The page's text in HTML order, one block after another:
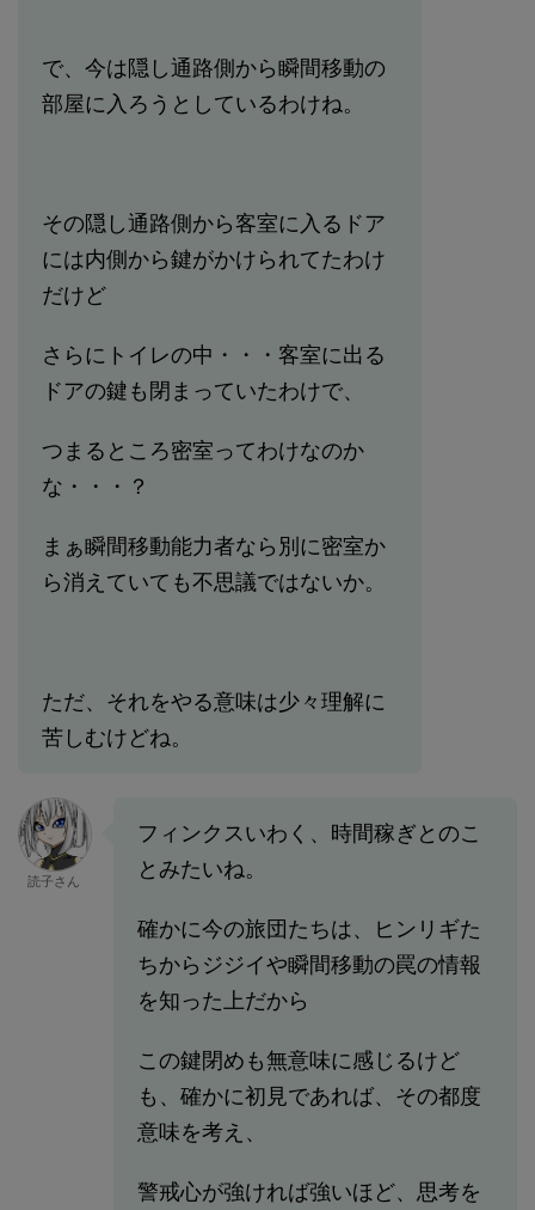
で、今は隠し通路側から瞬間移動の
部屋に入ろうとしているわけね。
その隠し通路側から客室に入るドア
には内側から鍵がかけられてたわけ
だけど
さらにトイレの中・・・客室に出る
ドアの鍵も閉まっていたわけで、
つまるところ密室ってわけなのか
な・・・？
まぁ瞬間移動能力者なら別に密室か
ら消えていても不思議ではないか。
ただ、それをやる意味は少々理解に
苦しむけどね。
読子さん
フィンクスいわく、時間稼ぎとのこ
とみたいね。
確かに今の旅団たちは、ヒンリギた
ちからジジイや瞬間移動の罠の情報
を知った上だから
この鍵閉めも無意味に感じるけど
も、確かに初見であれば、その都度
意味を考え、
警戒心が強ければ強いほど、思考を